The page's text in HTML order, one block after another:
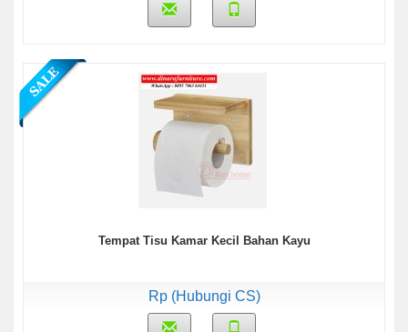
Tempat Tisu Kamar Kecil Bahan Kayu
Rp (Hubungi CS)